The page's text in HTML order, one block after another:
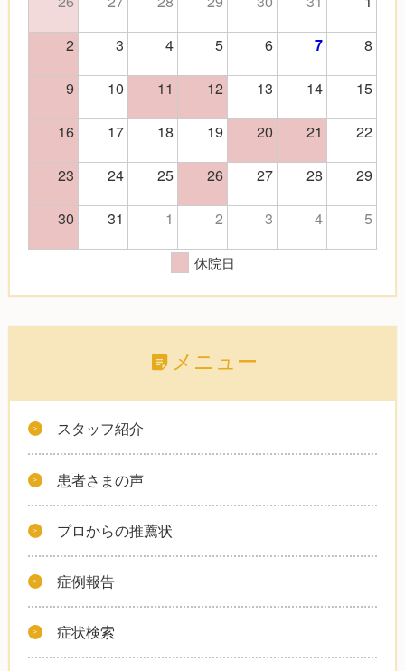
2
3 4 5 6 7
8
9
10 11 12 13 14
15
16
17 18 19 20 21
22
23
24 25 26 27 28
29
30
31 1 2 3 4 5
休院日
メニュー
スタッフ紹介
患者さまの声
プロからの推薦状
症例報告
症状検索